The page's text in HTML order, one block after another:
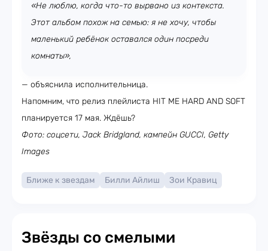
«Не люблю, когда что-то вырвано из контекста.
Этот альбом похож на семью: я не хочу, чтобы
маленький ребёнок оставался один посреди
комнаты»,
— объяснила исполнительница.
Напомним, что релиз плейлиста HIT ME HARD AND SOFT
планируется 17 мая. Ждёшь?
Фото: соцсети, Jack Bridgland, кампейн GUCCI, Getty
Images
Ближе к звездам Билли Айлиш Зои Кравиц
Звёзды со смелыми